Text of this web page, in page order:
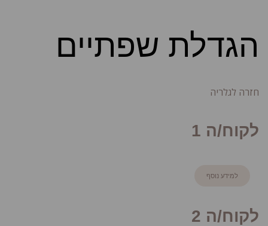
הגדלת שפתיים
חזרה לגלריה
לקוח/ה 1
למידע נוסף
לקוח/ה 2